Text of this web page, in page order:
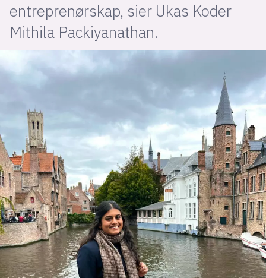
entreprenørskap, sier Ukas Koder
Mithila Packiyanathan.
lys modus
mørk modus
nyhetsbrev
LinkedIn
Bluesky
Facebook
annonsepriser
annonseguide
suksesshistorier
Bli firmapartner